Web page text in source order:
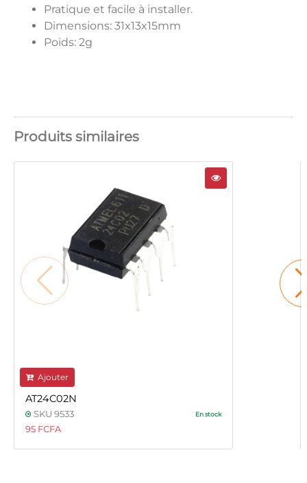
Pratique et facile à installer.
Dimensions: 31x13x15mm
Poids: 2g
Produits similaires
Ajouter
AT24C02N
SKU 9533 En stock
95 FCFA